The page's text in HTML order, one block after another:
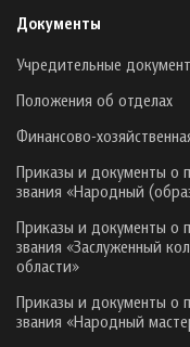
Документы
Учредительные
Положения об отделах
Финансово-
Приказы и документы о
звания «Народный
Приказы и документы о
звания «Заслуженный
области»
Приказы и документы о
звания «Народный